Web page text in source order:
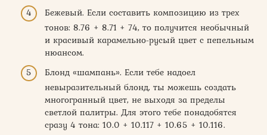
Бежевый. Если составить композицию из трех
тонов: 8.76 + 8.71 + 74, то получится необычный
и красивый карамельно-русый цвет с пепельным
нюансом.
Блонд «шампань». Если тебе надоел
невыразительный блонд, ты можешь создать
многогранный цвет, не выходя за пределы
светлой палитры. Для этого тебе понадобятся
сразу 4 тона: 10.0 + 10.117 + 10.65 + 10.116.